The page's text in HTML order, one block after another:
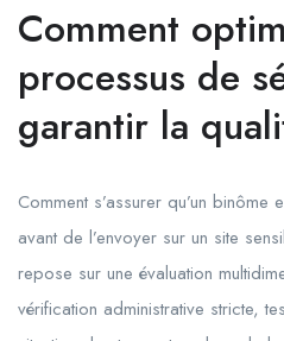
Comment
processus de
garantir la
Comment s’assurer qu’un binôme
avant de l’envoyer sur un site
repose sur une évaluation
vérification administrative stricte,